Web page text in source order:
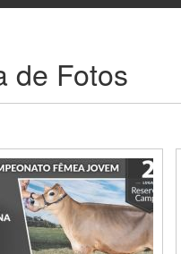
de Fotos